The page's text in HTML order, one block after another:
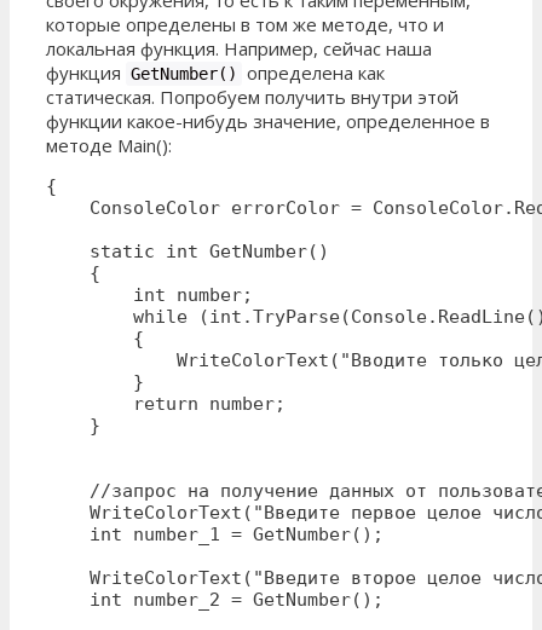
которые определены в том же методе, что и
локальная функция. Например, сейчас наша
функция GetNumber()
определена как
статическая. Попробуем получить внутри этой
функции какое-нибудь значение, определенное в
методе Main():
{
ConsoleColor errorColor =
    static int GetNumber()
    {
        int number;
while
        {
WriteColorText("Вводите только
        }
        return number;
    }
//запрос на получение данных от
WriteColorText("Введите первое целое
    int number_1 = GetNumber();
WriteColorText("Введите второе целое
    int number_2 = GetNumber();